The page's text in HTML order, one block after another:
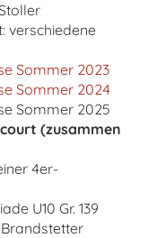
verschiedene
Sommer 2023
Sommer 2024
Sommer 2025
(zusammen
4er-
U10 Gr. 139